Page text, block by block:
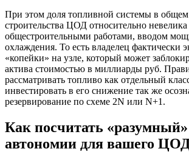
При этом доля топливной системы в
строительства ЦОД относительно
общестроительными работами, вводом
охлаждения. То есть владелец фактически
«копейки» на узле, который может
актива стоимостью в миллиарды руб.
рассматривать топливо как отдельный
инвестировать в его снижение так же
резервирование по схеме 2N или N+1.
Как посчитать «разумный»
автономии для вашего